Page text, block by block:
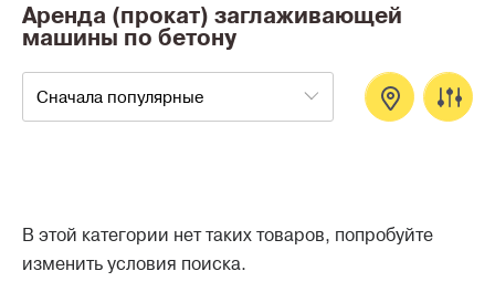
Аренда (прокат) заглаживающей
машины по бетону
Сначала популярные
В этой категории нет таких товаров, попробуйте
изменить условия поиска.